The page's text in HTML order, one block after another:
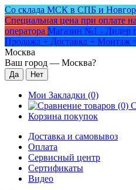
Со склада МСК в СПБ и
Специальная цена при оплате
оператора Магазин №1 - Лидер
Продажа + Доставка + Монтаж
Москва
Ваш город — Москва?
Мои Закладки (0)
Корзина покупок
Доставка и самовывоз
Оплата
Сервисный центр
Сертификаты
Видео